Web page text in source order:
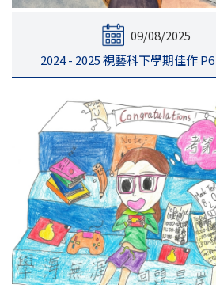
09/08/2025
2024 - 2025 視藝科下學期佳作